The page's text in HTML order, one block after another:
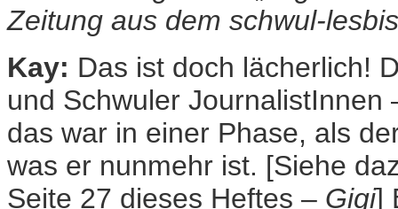
Zeitung aus dem schwul-
Kay: Das ist doch lächerlich!
und Schwuler
das war in einer Phase, als
was er nunmehr ist. [Siehe
Seite 27 dieses Heftes – Gigi]